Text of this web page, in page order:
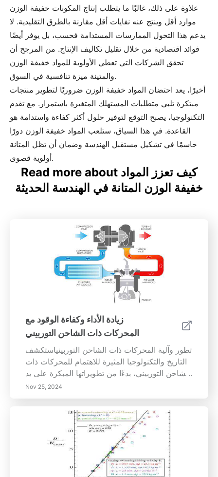
علاوة على ذلك، غالبًا ما يتطلب إنتاج المكونات خفيفة الوزن
موارد أقل وينتج عنه نفايات أقل مقارنة بالطرق التقليدية. لا
يدعم هذا التحول الممارسات المستدامة فحسب، بل يوفر أيضًا
فوائد اقتصادية من خلال تقليل تكاليف الإنتاج. من المرجح أن
تحقق الشركات التي تعطي الأولوية للمواد خفيفة الوزن
والمتينة ميزة تنافسية في السوق.
أخيرًا، يعد احتضان المواد خفيفة الوزن ضروريًا لتطوير منتجات
مبتكرة تلبي متطلبات المستهلك المتغيرة باستمرار. مع تقدم
التكنولوجيا، يصبح التوقع لتوفير حلول أكثر كفاءة واستدامة هو
القاعدة. في هذا السياق، ستلعب المواد خفيفة الوزن دورًا
حاسمًا في تشكيل مستقبل الهندسة وضمان أن تظل المتانة
أولوية قصوى.
Read more about كيف تعزز المواد
خفيفة الوزن المتانة في الهندسة الحديثة
زيادة الأداء وكفاءة الوقود مع
المحركات ذات الشاحن التوربيني
تطور وآلية المحركات ذات الشاحن التوربينياستكشف
التاريخ والتكنولوجيا المثيرة للاهتمام للمحركات ذات
الشاحن التوربيني، بدءًا من تطويراتها المبكرة على يد
ألفريد بوخي إلى تطبيقاتها الحديثة في السيارات
اليومية. تعرف على كيفية تحسين الشاحن التوربيني
لكفاءة المحرك وأدائه من خلال استخدام طاقة غاز
العادم لتعزيز القوة دون زيادة حجم المحرك. اكتشف
المزايا الكبيرة لمحركات الشاحن التوربيني، بما في
ذلك تحسين استهلاك الوقود وتقليل الانبعاثات، مع
مواجهة تحديات تأخر الشاحن والحرارة. أثناء تطلعنا
إلى المستقبل، اغمر في الابتكارات المستمرة ودور
Nov 25, 2024